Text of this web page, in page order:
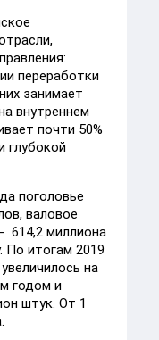
переработки
занимает
внутреннем
почти 50%
глубокой
поголовье
валовое
614,2 миллиона
По итогам 2019
на
годом и
штук. От 1